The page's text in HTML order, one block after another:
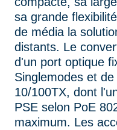
sa grande
de média la
distants. Le
d'un port optique
Singlemodes et
10/100TX, dont
PSE selon PoE
maximum. Les